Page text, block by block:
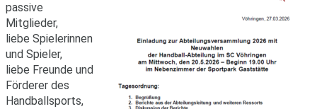
passive
Mitglieder,
liebe Spielerinnen
und Spieler,
liebe Freunde und
Förderer des
Handballsports,